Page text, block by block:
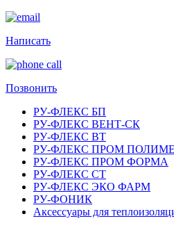
Написать
Позвонить
РУ-ФЛЕКС БП
РУ-ФЛЕКС ВЕНТ-СК
РУ-ФЛЕКС ВТ
РУ-ФЛЕКС ПРОМ
РУ-ФЛЕКС ПРОМ ФОРМА
РУ-ФЛЕКС СТ
РУ-ФЛЕКС ЭКО ФАРМ
РУ-ФОНИК
Аксессуары для